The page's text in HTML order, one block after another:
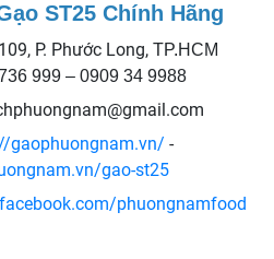
ST25 Chính Hãng
P. Phước Long, TP.HCM
999 – 0909 34 9988
gaophuongnam.vn/ -
gao-st25
phuongnamfood